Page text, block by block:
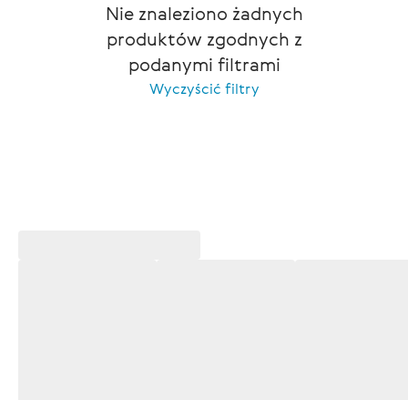
Nie znaleziono żadnych
produktów zgodnych z
podanymi filtrami
Wyczyścić filtry